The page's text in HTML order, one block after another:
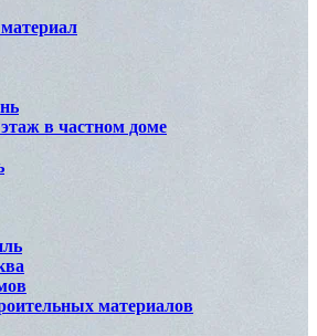
в частном доме
материалов